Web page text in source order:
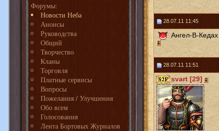
Форумы:
Новости Неба
Анонсы
Руководства
Общий
Творчество
Кланы
Торговля
Платные сервисы
Вопросы
Пожелания / Улучшения
Обо всем
Голосования
Лента Бортовых Журналов
28.07.11 11:45
Ангел-В-
28.07.11 11:51
svart [29]